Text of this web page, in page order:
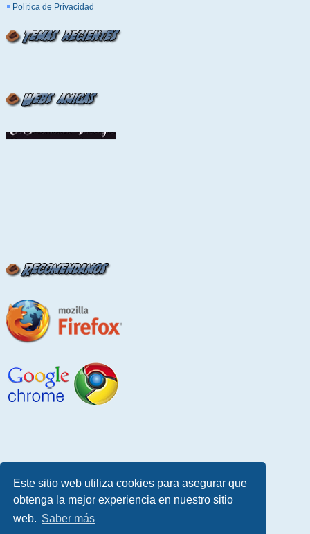
Este sitio web utiliza cookies para asegurar que
obtenga la mejor experiencia en nuestro sitio
web. Saber más
Política de Privacidad